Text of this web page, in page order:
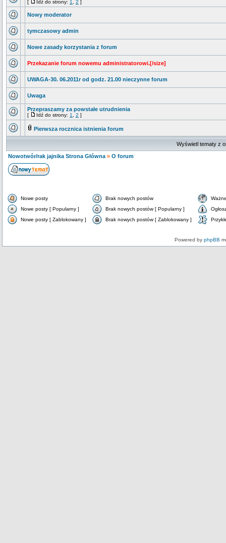
[ Idź do strony: 1 2 ]
Nowy moderator
tymczasowy admin
Nowe zasady korzystania z forum
Przekazanie forum nowemu administratorowi.[/size]
UWAGA-30. 06.2011r od godz. 21.00 nieczynne forum
Uwaga
Przepraszamy za powstałe utrudnienia
[ Idź do strony: 1 2 ]
Pierwsza rocznica istnienia forum
Wyświetl tematy z
Nowotwór/rak jajnika Strona Główna » O forum
Nowe posty Brak nowych postów
Nowe posty [ Popularny ]
Brak nowych postów [ Popularny ]
Nowe posty [ Zablokowany ]
Brak nowych postów [ Zablokowany ]
Powered by phpBB